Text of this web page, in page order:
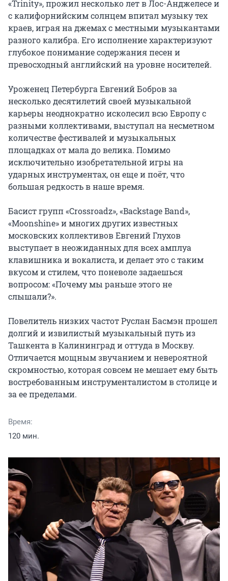
«Trinity», прожил несколько лет в Лос-Анджелесе и
с калифорнийским солнцем впитал музыку тех
краев, играя на джемах с местными музыкантами
разного калибра. Его исполнение характеризуют
глубокое понимание содержания песен и
превосходный английский на уровне носителей.
Уроженец Петербурга Евгений Бобров за
несколько десятилетий своей музыкальной
карьеры неоднократно исколесил всю Европу с
разными коллективами, выступал на несметном
количестве фестивалей и музыкальных
площадках от мала до велика. Помимо
исключительно изобретательной игры на
ударных инструментах, он еще и поёт, что
большая редкость в наше время.
Басист групп «Crossroadz», «Backstage Band»,
«Moonshine» и многих других известных
московских коллективов Евгений Глухов
выступает в неожиданных для всех амплуа
клавишника и вокалиста, и делает это с таким
вкусом и стилем, что поневоле задаешься
вопросом: «Почему мы раньше этого не
слышали?».
Повелитель низких частот Руслан Басмэн прошел
долгий и извилистый музыкальный путь из
Ташкента в Калининград и оттуда в Москву.
Отличается мощным звучанием и невероятной
скромностью, которая совсем не мешает ему быть
востребованным инструменталистом в столице и
за ее пределами.
Время:
120 мин.